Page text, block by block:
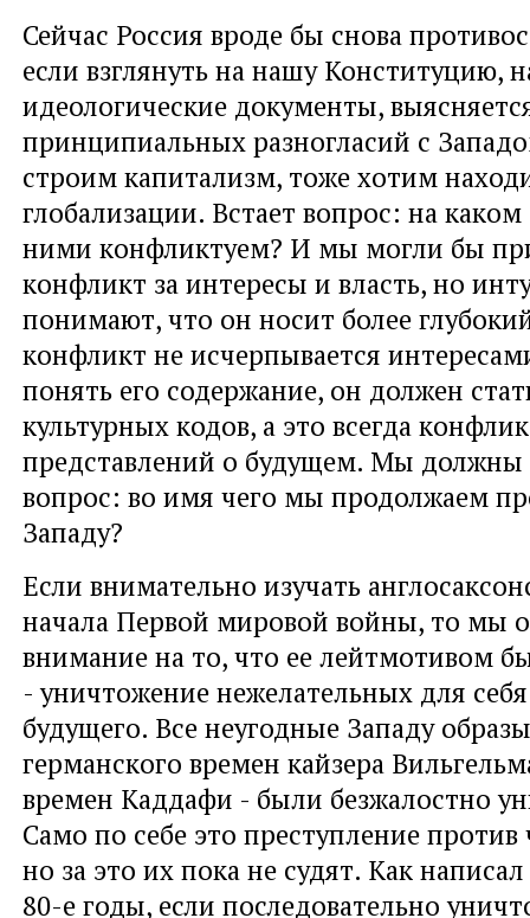
Сейчас Россия вроде бы снова
если взглянуть на нашу Конституцию,
идеологические документы,
принципиальных разногласий с
строим капитализм, тоже хотим
глобализации. Встает вопрос: на
ними конфликтуем? И мы могли бы
конфликт за интересы и власть, но
понимают, что он носит более
конфликт не исчерпывается
понять его содержание, он должен
культурных кодов, а это всегда
представлений о будущем. Мы должны
вопрос: во имя чего мы продолжаем
Западу?
Если внимательно изучать
начала Первой мировой войны, то мы
внимание на то, что ее лейтмотивом
- уничтожение нежелательных для
будущего. Все неугодные Западу
германского времен кайзера
времен Каддафи - были безжалостно
Само по себе это преступление против
но за это их пока не судят. Как
80-е годы, если последовательно